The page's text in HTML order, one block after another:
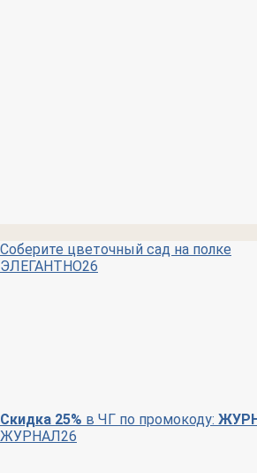
Соберите цветочный сад на полке
ЭЛЕГАНТНО26
Скидка 25% в ЧГ по промокоду:
ЖУРНАЛ26